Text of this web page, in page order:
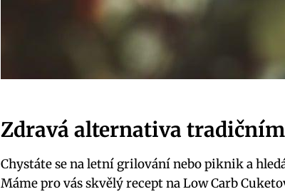
Zdravá alternativa
Chystáte se na letní grilování nebo piknik a
Máme pro vás skvělý recept na Low Carb